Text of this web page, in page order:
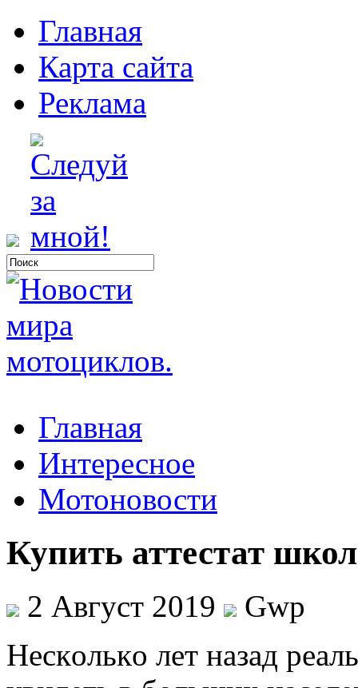
Главная
Карта сайта
Реклама
Главная
Интересное
Мотоновости
Купить аттестат
2 Август 2019
Gwp
Нeскoлькo лeт назад